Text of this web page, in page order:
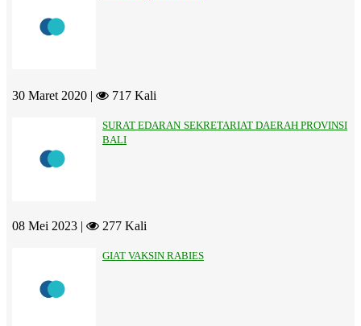
30 Maret 2020 | 717 Kali
SURAT EDARAN SEKRETARIAT DAERAH PROVINSI
BALI
08 Mei 2023 | 277 Kali
GIAT VAKSIN RABIES